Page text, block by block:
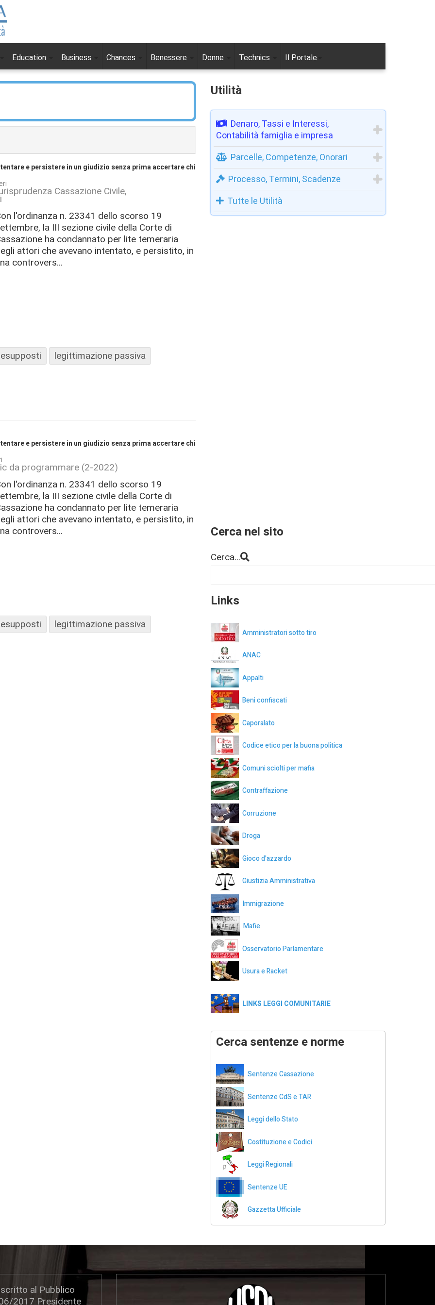
Education Business Chances Benessere Donne Technics Il Portale
e persistere in un giudizio senza prima accertare chi
Cassazione Civile
l'ordinanza n. 23341 dello scorso 19
la III sezione civile della Corte di
ha condannato per lite temeraria
attori che avevano intentato, e persistito, in
controvers...
legittimazione passiva
e persistere in un giudizio senza prima accertare chi
da programmare (2-2022)
l'ordinanza n. 23341 dello scorso 19
la III sezione civile della Corte di
ha condannato per lite temeraria
attori che avevano intentato, e persistito, in
controvers...
legittimazione passiva
Utilità
Denaro, Tassi e Interessi,
Contabilità famiglia e impresa
Parcelle, Competenze, Onorari
Processo, Termini, Scadenze
Tutte le Utilità
Cerca nel sito
Cerca...
Links
Amministratori sotto tiro
ANAC
Appalti
Beni confiscati
Caporalato
Codice etico per la buona politica
Comuni sciolti per mafia
Contraffazione
Corruzione
Droga
Gioco d'azzardo
Giustizia Amministrativa
Immigrazione
Mafie
Osservatorio Parlamentare
Usura e Racket
LINKS LEGGI COMUNITARIE
Cerca sentenze e norme
Sentenze Cassazione
Sentenze CdS e TAR
Leggi dello Stato
Costituzione e Codici
Leggi Regionali
Sentenze UE
Gazzetta Ufficiale
al Pubblico
2017 Presidente